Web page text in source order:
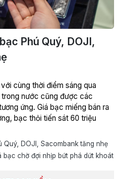
Phú Quý, DOJI,
cùng thời điểm sáng qua
nước cũng được các
ứng. Giá bạc miếng bán ra
bạc thỏi tiến sát 60 triệu
Quý, DOJI, Sacombank tăng nhẹ
bạc chờ đợi nhịp bứt phá dứt khoát